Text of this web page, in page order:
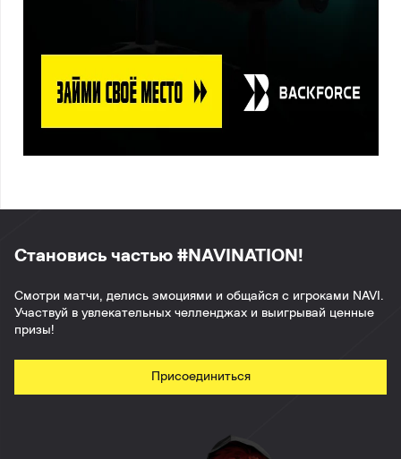
Становись частью #NAVINATION!
Смотри матчи, делись эмоциями и общайся с игроками NAVI.
Участвуй в увлекательных челленджах и выигрывай ценные
призы!
Присоединиться